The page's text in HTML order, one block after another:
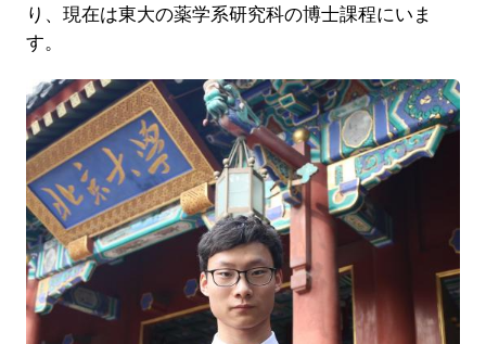
り、現在は東大の薬学系研究科の博士課程にいま
す。